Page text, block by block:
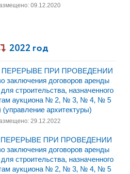
09.12.2020
2022 год
ПРИ ПРОВЕДЕНИИ
договоров аренды
строительства, назначенного
аукциона № 2, № 3, № 4, № 5
(управление архитектуры)
29.12.2022
ПРИ ПРОВЕДЕНИИ
договоров аренды
строительства, назначенного
аукциона № 2, № 3, № 4, № 5